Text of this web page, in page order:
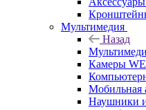
Мультимедия
Назад
Камеры
Мобильная
Наушники